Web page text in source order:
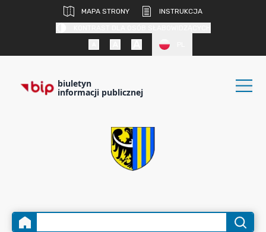
MAPA STRONY
INSTRUKCJA
biuletyn
informacji publicznej